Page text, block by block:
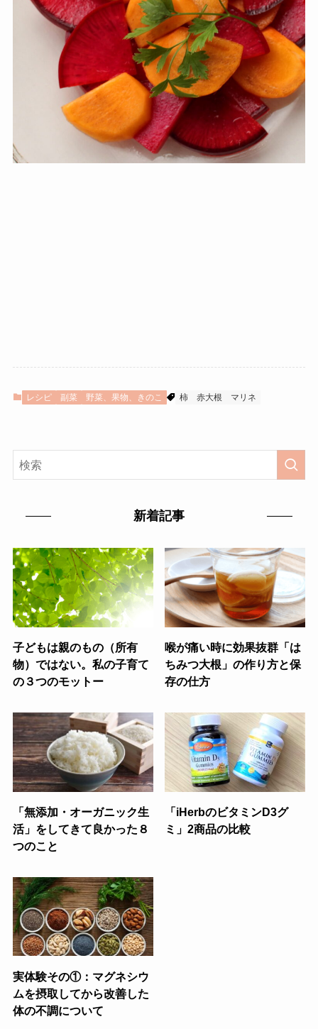
レシピ 副菜 野菜、果物、きのこ 柿 赤大根 マリネ
新着記事
子どもは親のもの（所有
物）ではない。私の子育て
の３つのモットー
喉が痛い時に効果抜群「は
ちみつ大根」の作り方と保
存の仕方
「無添加・オーガニック生
活」をしてきて良かった８
つのこと
「iHerbのビタミンD3グ
ミ」2商品の比較
実体験その①：マグネシウ
ムを摂取してから改善した
体の不調について